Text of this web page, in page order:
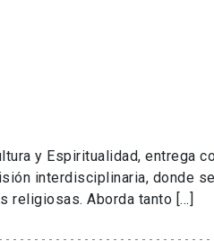
y Espiritualidad,
interdisciplinaria, donde
religiosas. Aborda tanto […]